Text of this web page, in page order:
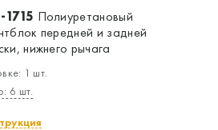
Нет, выбрать другой
1715 Полиуретановый
передней и задней
нижнего рычага
1 шт.
6 шт.